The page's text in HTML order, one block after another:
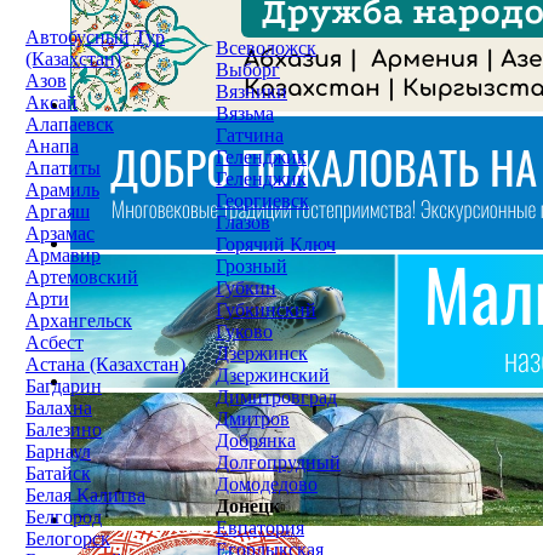
Автобусный Тур
(Казахстан)
Азов
Аксай
Алапаевск
Анапа
Апатиты
Арамиль
Аргаяш
Арзамас
Армавир
Артемовский
Арти
Архангельск
Асбест
Астана (Казахстан)
Багдарин
Балахна
Балезино
Барнаул
Батайск
Белая Калитва
Белгород
Белогорск
Всеволожск
Выборг
Вязники
Вязьма
Гатчина
Геленджик
Геленджик
Георгиевск
Глазов
Горячий Ключ
Грозный
Губкин
Губкинский
Гуково
Дзержинск
Дзержинский
Димитровград
Дмитров
Добрянка
Долгопрудный
Домодедово
Донецк
Евпатория
Егорлыкская